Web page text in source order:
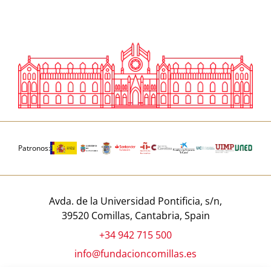
Patronos:
Avda. de la Universidad Pontificia, s/n,
39520 Comillas, Cantabria, Spain
+34 942 715 500
info@fundacioncomillas.es